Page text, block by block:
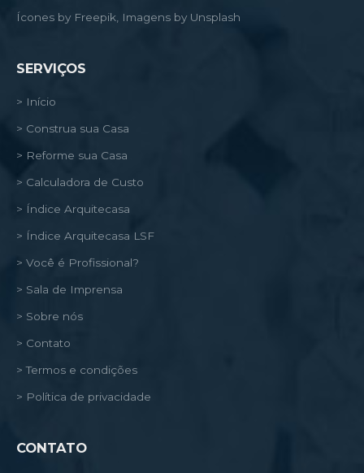
Ícones by Freepik, Imagens by Unsplash
SERVIÇOS
> Início
> Construa sua Casa
> Reforme sua Casa
> Calculadora de Custo
> Índice Arquitecasa
> Índice Arquitecasa LSF
> Você é Profissional?
> Sala de Imprensa
> Sobre nós
> Contato
> Termos e condições
> Política de privacidade
CONTATO